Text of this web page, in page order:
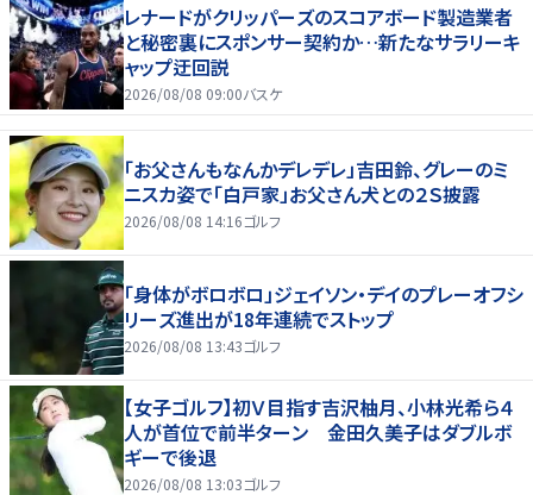
レナードがクリッパーズのスコアボード製造業者
と秘密裏にスポンサー契約か‬…新たなサラリーキ
ャップ迂回説
2026/08/08 09:00バスケ
「お父さんもなんかデレデレ」吉田鈴、グレーのミ
ニスカ姿で「白戸家」お父さん犬との２Ｓ披露
2026/08/08 14:16ゴルフ
「身体がボロボロ」ジェイソン・デイのプレーオフシ
リーズ進出が18年連続でストップ
2026/08/08 13:43ゴルフ
【女子ゴルフ】初Ｖ目指す吉沢柚月、小林光希ら４
人が首位で前半ターン 金田久美子はダブルボ
ギーで後退
2026/08/08 13:03ゴルフ